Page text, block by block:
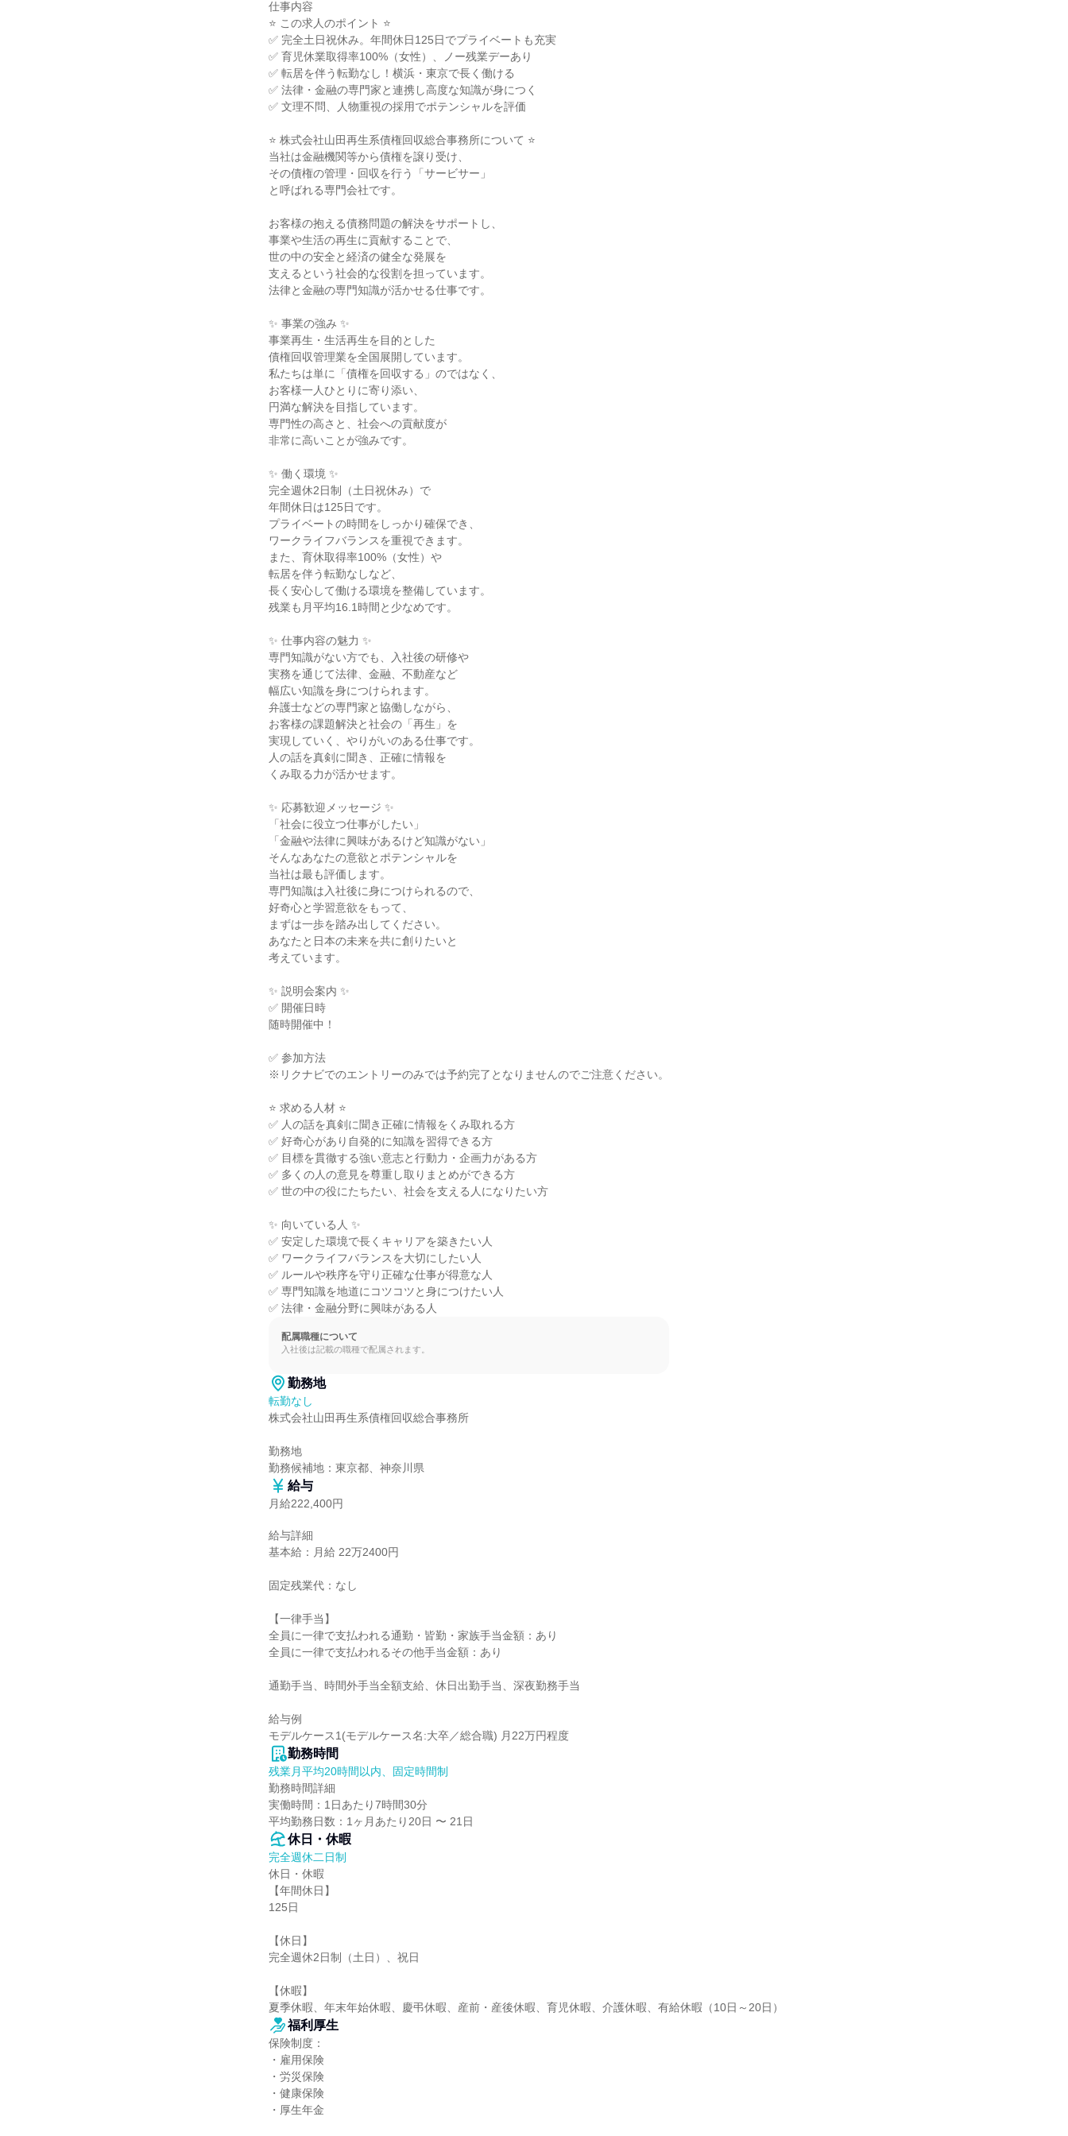
仕事内容
⭐ この求人のポイント ⭐
✅ 完全土日祝休み。年間休日125日でプライベートも充実
✅ 育児休業取得率100%（女性）、ノー残業デーあり
✅ 転居を伴う転勤なし！横浜・東京で長く働ける
✅ 法律・金融の専門家と連携し高度な知識が身につく
✅ 文理不問、人物重視の採用でポテンシャルを評価
⭐ 株式会社山田再生系債権回収総合事務所について ⭐
当社は金融機関等から債権を譲り受け、
その債権の管理・回収を行う「サービサー」
と呼ばれる専門会社です。
お客様の抱える債務問題の解決をサポートし、
事業や生活の再生に貢献することで、
世の中の安全と経済の健全な発展を
支えるという社会的な役割を担っています。
法律と金融の専門知識が活かせる仕事です。
✨ 事業の強み ✨
事業再生・生活再生を目的とした
債権回収管理業を全国展開しています。
私たちは単に「債権を回収する」のではなく、
お客様一人ひとりに寄り添い、
円満な解決を目指しています。
専門性の高さと、社会への貢献度が
非常に高いことが強みです。
✨ 働く環境 ✨
完全週休2日制（土日祝休み）で
年間休日は125日です。
プライベートの時間をしっかり確保でき、
ワークライフバランスを重視できます。
また、育休取得率100%（女性）や
転居を伴う転勤なしなど、
長く安心して働ける環境を整備しています。
残業も月平均16.1時間と少なめです。
✨ 仕事内容の魅力 ✨
専門知識がない方でも、入社後の研修や
実務を通じて法律、金融、不動産など
幅広い知識を身につけられます。
弁護士などの専門家と協働しながら、
お客様の課題解決と社会の「再生」を
実現していく、やりがいのある仕事です。
人の話を真剣に聞き、正確に情報を
くみ取る力が活かせます。
✨ 応募歓迎メッセージ ✨
「社会に役立つ仕事がしたい」
「金融や法律に興味があるけど知識がない」
そんなあなたの意欲とポテンシャルを
当社は最も評価します。
専門知識は入社後に身につけられるので、
好奇心と学習意欲をもって、
まずは一歩を踏み出してください。
あなたと日本の未来を共に創りたいと
考えています。
✨ 説明会案内 ✨
✅ 開催日時
随時開催中！
✅ 参加方法
※リクナビでのエントリーのみでは予約完了となりませんのでご注意ください。
⭐ 求める人材 ⭐
✅ 人の話を真剣に聞き正確に情報をくみ取れる方
✅ 好奇心があり自発的に知識を習得できる方
✅ 目標を貫徹する強い意志と行動力・企画力がある方
✅ 多くの人の意見を尊重し取りまとめができる方
✅ 世の中の役にたちたい、社会を支える人になりたい方
✨ 向いている人 ✨
✅ 安定した環境で長くキャリアを築きたい人
✅ ワークライフバランスを大切にしたい人
✅ ルールや秩序を守り正確な仕事が得意な人
✅ 専門知識を地道にコツコツと身につけたい人
✅ 法律・金融分野に興味がある人
配属職種について
入社後は記載の職種で配属されます。
勤務地
転勤なし
株式会社山田再生系債権回収総合事務所
勤務地
勤務候補地：東京都、神奈川県
給与
月給222,400円
給与詳細
基本給：月給 22万2400円
固定残業代：なし
【一律手当】
全員に一律で支払われる通勤・皆勤・家族手当金額：あり
全員に一律で支払われるその他手当金額：あり
通勤手当、時間外手当全額支給、休日出勤手当、深夜勤務手当
給与例
モデルケース1(モデルケース名:大卒／総合職) 月22万円程度
勤務時間
残業月平均20時間以内、固定時間制
勤務時間詳細
実働時間：1日あたり7時間30分
平均勤務日数：1ヶ月あたり20日 〜 21日
休日・休暇
完全週休二日制
休日・休暇
【年間休日】
125日
【休日】
完全週休2日制（土日）、祝日
【休暇】
夏季休暇、年末年始休暇、慶弔休暇、産前・産後休暇、育児休暇、介護休暇、有給休暇（10日～20日）
福利厚生
保険制度：
・雇用保険
・労災保険
・健康保険
・厚生年金